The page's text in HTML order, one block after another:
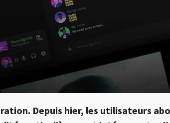
Depuis hier, les utilisateurs